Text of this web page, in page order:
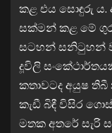
කළ එය සොඳුරු ය.
සක්මන් කළ මේ
සටහන් සනිටුහන්
දූවිලි
කතාවටද අයුෂ තිබී
කැඩී බිඳී විසිර
මතක අතරේ සැරි